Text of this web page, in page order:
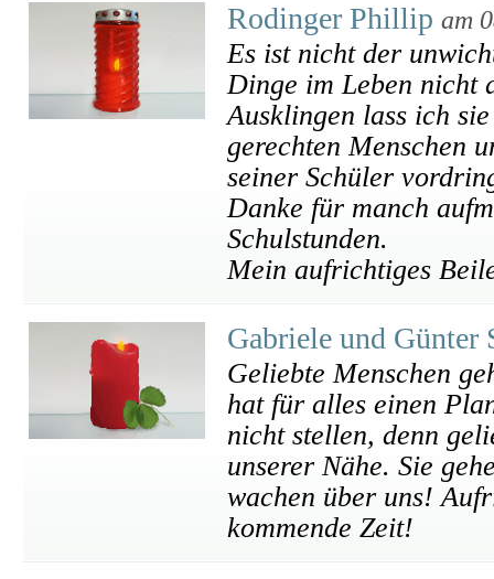
Rodinger Phillip am
Es ist nicht der
Dinge im Leben nicht
Ausklingen lass ich
gerechten Menschen
seiner Schüler
Danke für manch
Schulstunden.
Mein aufrichtiges
Gabriele und
Geliebte Menschen
hat für alles einen
nicht stellen, denn
unserer Nähe. Sie
wachen über uns!
kommende Zeit!